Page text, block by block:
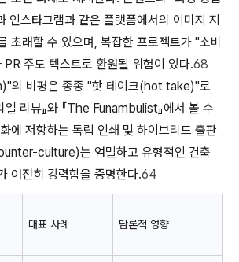
스타그램과 같은 플랫폼에서의 이미지 지
초래할 수 있으며, 복잡한 프로젝트가 "소비
주도 텍스트로 환원될 위험이 있다.68
의 비평은 종종 "핫 테이크(hot take)"로
얼 리뷰』와 『The Funambulist』에서 볼 수
에 저항하는 독립 인쇄 및 하이브리드 출판
culture)는 엄밀하고 유형적인 건축
여전히 강력함을 증명한다.64
대표 사례 담론적 영향